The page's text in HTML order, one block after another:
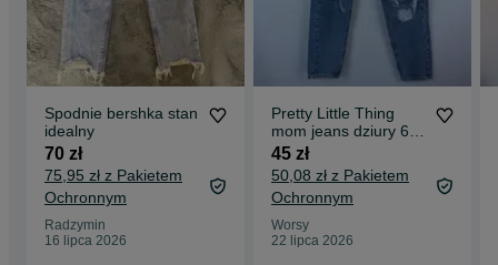
Spodnie bershka stan
idealny
70 zł
75,95 zł z Pakietem
Ochronnym
Radzymin
16 lipca 2026
Pretty Little Thing
mom jeans dziury 6 /
34
45 zł
50,08 zł z Pakietem
Ochronnym
Worsy
22 lipca 2026